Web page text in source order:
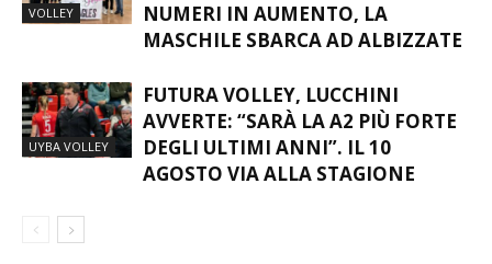
MASCHILE SBARCA AD ALBIZZATE
UYBA VOLLEY
AVVERTE: “SARÀ LA A2 PIÙ FORTE
DEGLI ULTIMI ANNI”. IL 10
AGOSTO VIA ALLA STAGIONE